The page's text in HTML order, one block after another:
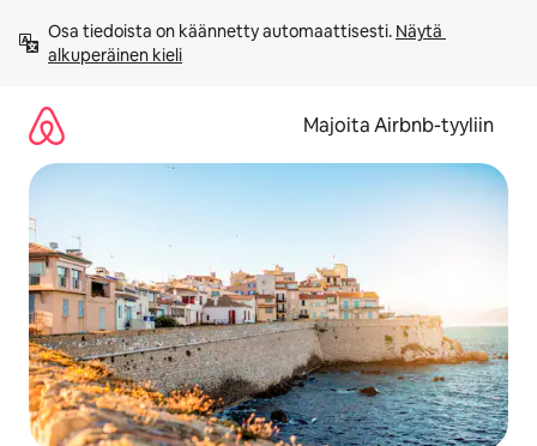
sisältö
väliin
Osa tiedoista on käännetty automaattisesti. Näytä
alkuperäinen kieli
Majoita Airbnb-tyyliin